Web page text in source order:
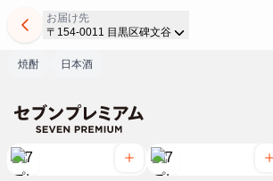
お届け先
〒154-0011 目黒区碑文谷
焼酎 日本酒